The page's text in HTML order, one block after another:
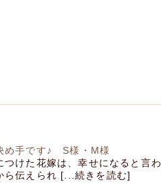
め手です♪ S様・M様
けた花嫁は、幸せになると言わ
ら伝えられ [...続きを読む]